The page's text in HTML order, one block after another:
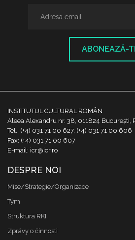
ABONEAZĂ-
INSTITUTUL CULTURAL ROMÂN
Aleea Alexandru nr. 38, 011824 București,
Tel.: (+4) 031 71 00 627, (+4) 031 71 00 606
Fax: (+4) 031 71 00 607
E-mail: icr@icr.ro
DESPRE NOI
Mise/Strategie/Organizace
Tým
Struktura RKI
Zprávy o činnosti